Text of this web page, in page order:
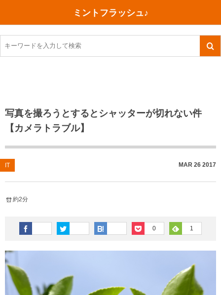
ミントフラッシュ♪
写真を撮ろうとするとシャッターが切れない件
【カメラトラブル】
IT MAR 26 2017
約2分
0 1
TOEIC感想・結果
TOEIC800点への道
TOEIC（作戦・ノウハウなど）
TOEIC700点への道
英単語
その他英語関連
今日買った本
ご朱印帳めぐり
川越（埼玉県）
沖縄
神戸
行ってきたあれこれ
旅行関連あれこれ
ファスティング
コスメ
ダイエット
健康あれこれ
美容あれこれ
食べ物
今日の一枚
月、星、宇宙